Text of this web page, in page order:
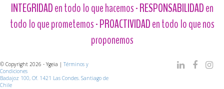
INTEGRIDADen todo lo que hacemos -RESPONSABILIDADen
todo lo que prometemos -PROACTIVIDADen todo lo que nos
proponemos
© Copyright 2026 - Ygeia | Términos y
Condiciones
Badajoz 100, Of. 1421 Las Condes. Santiago de
Chile